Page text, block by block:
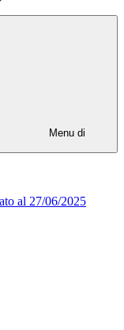
Menu di
al 27/06/2025